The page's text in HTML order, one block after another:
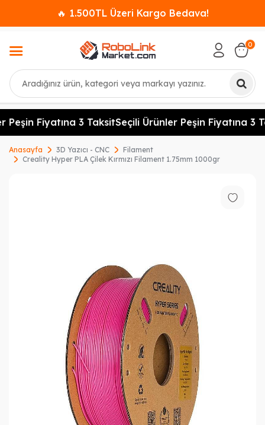
🔥 1.500TL Üzeri Kargo Bedava!
Ara
0
Peşin Fiyatına 3 TaksitSeçili Ürünler Peşin Fiyatına 3
Anasayfa 3D Yazıcı - CNC
Filament
Creality Hyper PLA Çilek Kırmızı Filament 1.75mm 1000gr